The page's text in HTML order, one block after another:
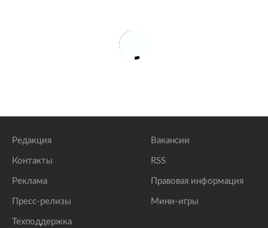
Редакция
Контакты
Реклама
Пресс-релизы
Техподдержка
Вакансии
RSS
Правовая информация
Мини-игры